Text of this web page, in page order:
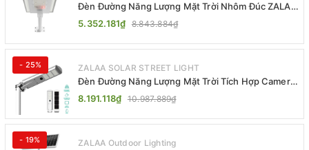
Đèn Đường Năng Lượng Mặt Trời Nhôm Đúc ZALAA
ZL-BWH Cao Cấp IP65
5.352.181₫ 8.843.884₫
- 25% ZALAA SOLAR STREET LIGHT
Đèn Đường Năng Lượng Mặt Trời Tích Hợp Camera
ZALAA ZL-BJ04-CCTV (80W, IP65)
8.191.118₫ 10.987.889₫
- 19% ZALAA Outdoor Lighting